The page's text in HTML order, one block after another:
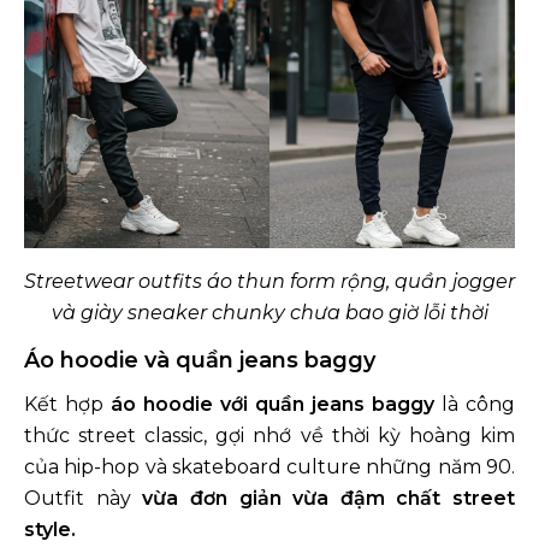
Streetwear outfits áo thun form rộng, quần jogger
và giày sneaker chunky chưa bao giờ lỗi thời
Áo hoodie và quần jeans baggy
Kết hợp áo hoodie với quần jeans baggy là công
thức street classic, gợi nhớ về thời kỳ hoàng kim
của hip-hop và skateboard culture những năm 90.
Outfit nàyvừa đơn giản vừa đậm chất street
style.